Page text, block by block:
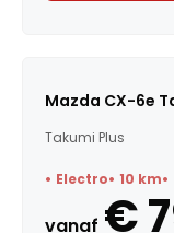
Mazda CX-6e
Takumi Plus
Electro 10 km
vanaf €